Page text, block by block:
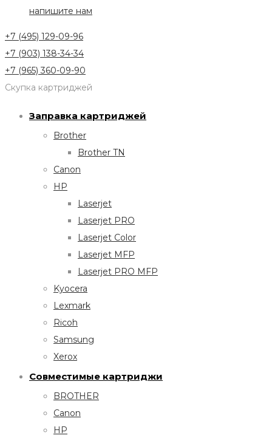
напишите нам
+7 (495) 129-09-96
+7 (903) 138-34-34
+7 (965) 360-09-90
Скупка картриджей
Заправка картриджей
Brother
Brother TN
Canon
HP
Laserjet
Laserjet PRO
Laserjet Color
Laserjet MFP
Laserjet PRO MFP
Kyocera
Lexmark
Ricoh
Samsung
Xerox
Совместимые картриджи
BROTHER
Canon
HP